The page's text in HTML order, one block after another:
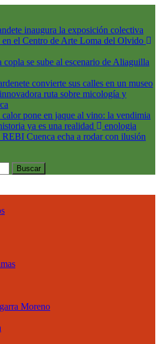
inaugura la exposición colectiva
en el Centro de Arte Loma del Olvido
copla se sube al escenario de Aliaguilla
convierte sus calles en un museo
ruta sobre micología y
pone en jaque al vino: la vendimia
ya es una realidad
enologia
Cuenca echa a rodar con ilusión
Moreno